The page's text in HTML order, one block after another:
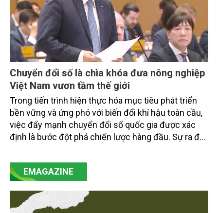
Chuyển đổi số là chìa khóa đưa nông nghiệp
Việt Nam vươn tầm thế giới
Trong tiến trình hiện thực hóa mục tiêu phát triển
bền vững và ứng phó với biến đổi khí hậu toàn cầu,
việc đẩy mạnh chuyển đổi số quốc gia được xác
định là bước đột phá chiến lược hàng đầu. Sự ra đời
mạnh mẽ, thúc đẩy quá trình cải cách toàn diện,
minh bạch hóa chuỗi cung ứng và nâng cao hiệu
then chốt là nông nghiệp và môi trường.
EMAGAZINE